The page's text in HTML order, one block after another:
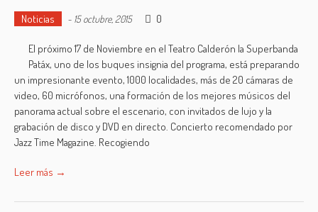
Noticias - 15 octubre, 2015 0
El próximo 17 de Noviembre en el Teatro Calderón la Superbanda
Patáx, uno de los buques insignia del programa, está preparando
un impresionante evento, 1000 localidades, más de 20 cámaras de
video, 60 micrófonos, una formación de los mejores músicos del
panorama actual sobre el escenario, con invitados de lujo y la
grabación de disco y DVD en directo. Concierto recomendado por
Jazz Time Magazine. Recogiendo
Leer más →